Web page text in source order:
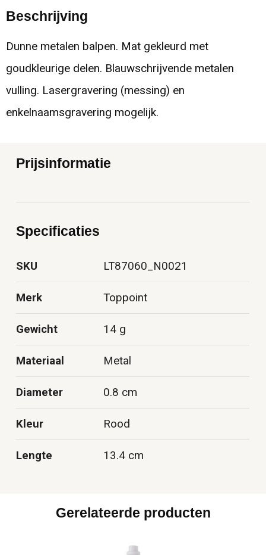
Beschrijving
Dunne metalen balpen. Mat gekleurd met
goudkleurige delen. Blauwschrijvende metalen
vulling. Lasergravering (messing) en
enkelnaamsgravering mogelijk.
Prijsinformatie
Specificaties
SKU LT87060_N0021
Merk Toppoint
Gewicht 14 g
Materiaal Metal
Diameter 0.8 cm
Kleur Rood
Lengte 13.4 cm
Gerelateerde producten